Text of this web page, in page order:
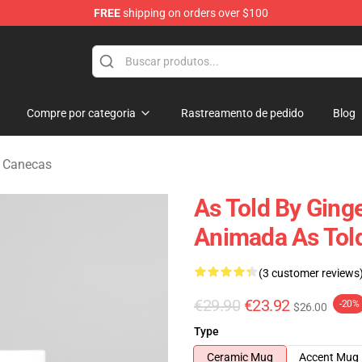
FREEshipping on orders over $100
Compre por categoria Rastreamento de pedido Blog
As Told By
Animada As
(3 customer
€29.90 €23.92 $26.00 -20%
Type
Ceramic Mug
Accent Mug